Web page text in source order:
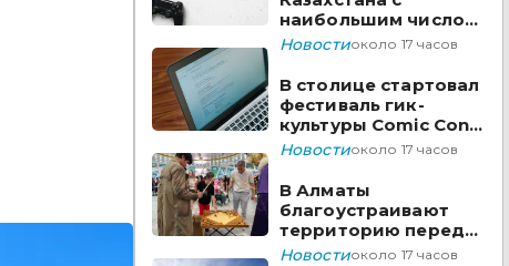
наибольшим числом
вакансий на Enbek.kz
Новостиоколо 17 часов
В столице стартовал
фестиваль гик-
культуры Comic Con
Astana 2026
Новостиоколо 17 часов
В Алматы
благоустраивают
территорию перед
ТЮЗом
Новостиоколо 17 часов